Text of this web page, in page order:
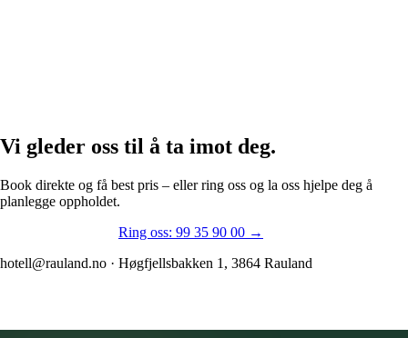
Vi gleder oss til å ta imot deg.
Book direkte og få best pris – eller ring oss og la oss hjelpe deg å
planlegge oppholdet.
Ring oss: 99 35 90 00 →
hotell@rauland.no · Høgfjellsbakken 1, 3864 Rauland